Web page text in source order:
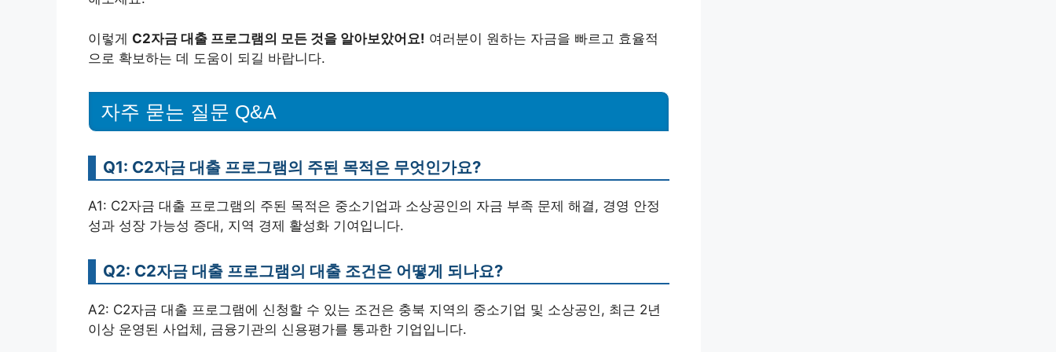
이렇게 C2자금 대출 프로그램의 모든 것을 알아보았어요! 여러분이 원하는 자금을 빠르고 효율적
으로 확보하는 데 도움이 되길 바랍니다.
자주 묻는 질문 Q&A
Q1: C2자금 대출 프로그램의 주된 목적은 무엇인가요?
A1: C2자금 대출 프로그램의 주된 목적은 중소기업과 소상공인의 자금 부족 문제 해결, 경영 안정
성과 성장 가능성 증대, 지역 경제 활성화 기여입니다.
Q2: C2자금 대출 프로그램의 대출 조건은 어떻게 되나요?
A2: C2자금 대출 프로그램에 신청할 수 있는 조건은 충북 지역의 중소기업 및 소상공인, 최근 2년
이상 운영된 사업체, 금융기관의 신용평가를 통과한 기업입니다.